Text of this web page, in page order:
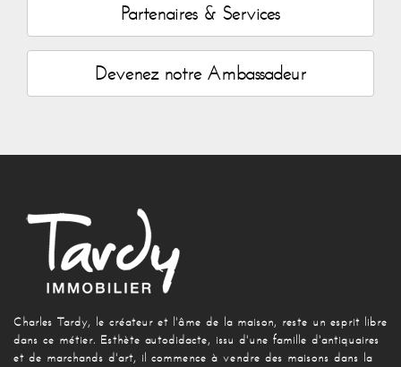
Partenaires & Services
Devenez notre Ambassadeur
Charles Tardy, le créateur et l'âme de la maison, reste un esprit libre
dans ce métier. Esthète autodidacte, issu d'une famille d'antiquaires
et de marchands d'art, il commence à vendre des maisons dans la